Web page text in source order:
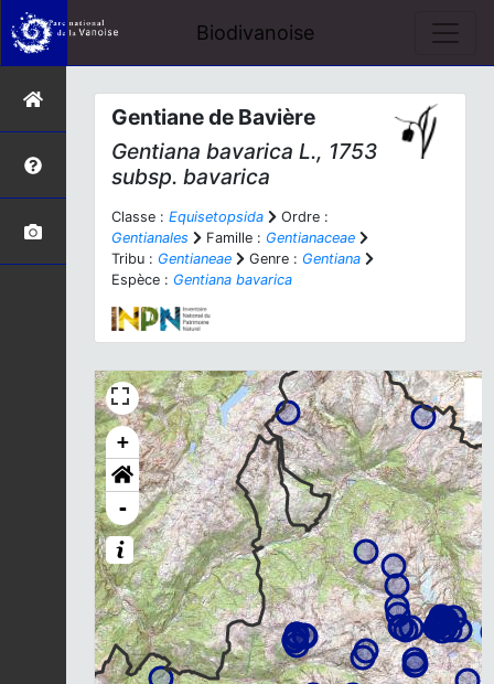
Biodivanoise
Gentiane de Bavière
Gentiana bavarica L., 1753
subsp. bavarica
Classe : Equisetopsida
Ordre :
Gentianales
Famille : Gentianaceae
Tribu : Gentianeae Genre : Gentiana
Espèce : Gentiana bavarica
+
-